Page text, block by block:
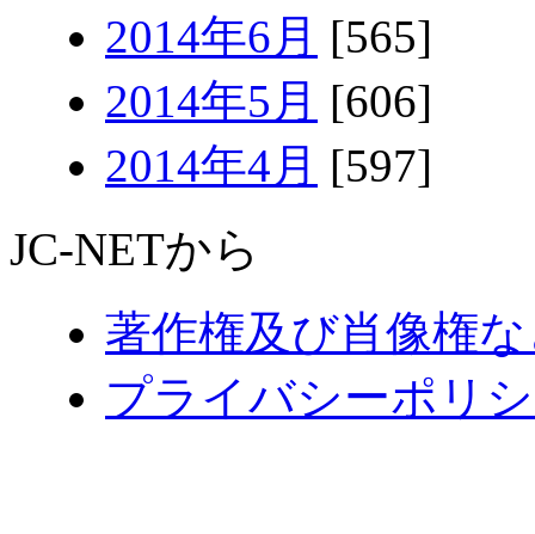
2014年6月 [565]
2014年5月 [606]
2014年4月 [597]
JC-NETから
著作権及び肖像権
プライバシーポリ